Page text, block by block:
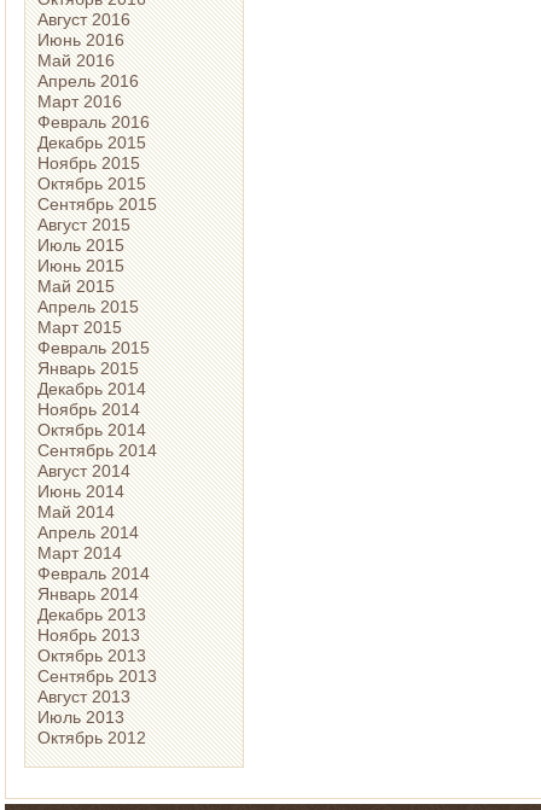
Август 2016
Июнь 2016
Май 2016
Апрель 2016
Март 2016
Февраль 2016
Декабрь 2015
Ноябрь 2015
Октябрь 2015
Сентябрь 2015
Август 2015
Июль 2015
Июнь 2015
Май 2015
Апрель 2015
Март 2015
Февраль 2015
Январь 2015
Декабрь 2014
Ноябрь 2014
Октябрь 2014
Сентябрь 2014
Август 2014
Июнь 2014
Май 2014
Апрель 2014
Март 2014
Февраль 2014
Январь 2014
Декабрь 2013
Ноябрь 2013
Октябрь 2013
Сентябрь 2013
Август 2013
Июль 2013
Октябрь 2012